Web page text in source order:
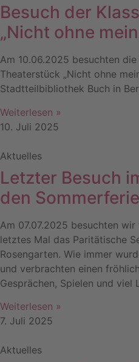
Besuch der
„Nicht ohne
Am 10.06.2025 besuchten
Theaterstück „Nicht ohne
Stadtteilbibliothek Buch in
Weiterlesen »
10. Juli 2025
Aktuelles
Letzter Besuch
den
Am 07.07.2025 besuchten
letztes Mal das Paritätische
Rosengarten. Wie immer
und verbrachten einen
Gesprächen, Spielen und viel
Weiterlesen »
7. Juli 2025
Aktuelles